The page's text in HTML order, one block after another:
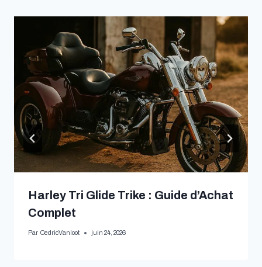
Harley Tri Glide Trike : Guide d’Achat
Complet
Par CedricVanloot juin 24, 2026